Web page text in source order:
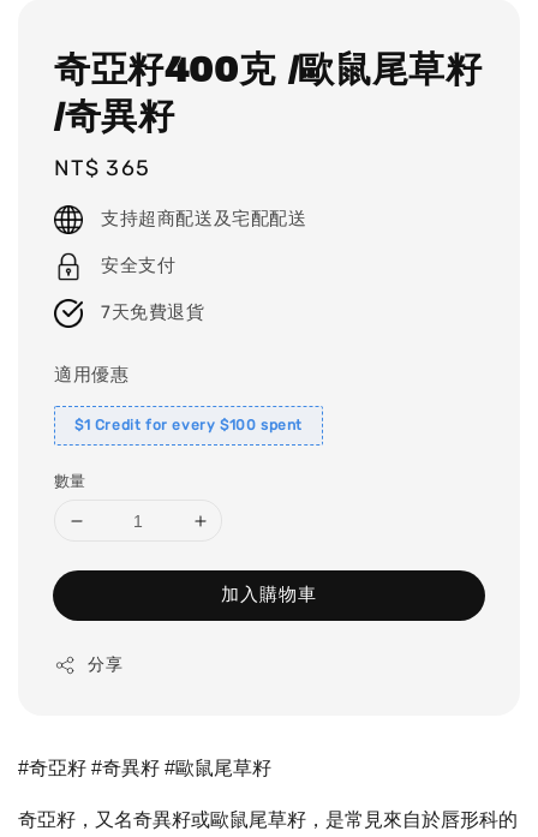
奇亞籽400克 /歐鼠尾草籽
/奇異籽
Regular
price
NT$ 365
支持超商配送及宅配配送
安全支付
7天免費退貨
適用優惠
$1 Credit for every $100 spent
數量
加入購物車
分享
#奇亞籽 #奇異籽 #歐鼠尾草籽
奇亞籽，又名奇異籽或歐鼠尾草籽，是常見來自於唇形科的